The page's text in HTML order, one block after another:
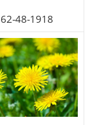
48-1918